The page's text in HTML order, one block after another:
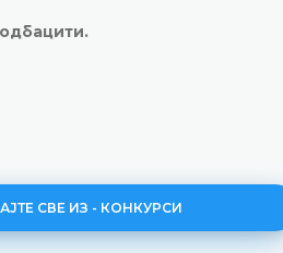
СВЕ ИЗ - КОНКУРСИ